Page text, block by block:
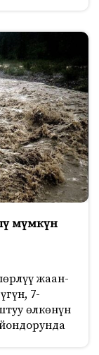
мүмкүн
жаан-
7-
өлкөнүн